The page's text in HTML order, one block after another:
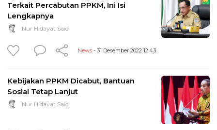
Terkait Percabutan PPKM, Ini Isi
Lengkapnya
Nur Hidayat Said
News - 31 Desember 2022 12:43
Kebijakan PPKM Dicabut, Bantuan
Sosial Tetap Lanjut
Nur Hidayat Said